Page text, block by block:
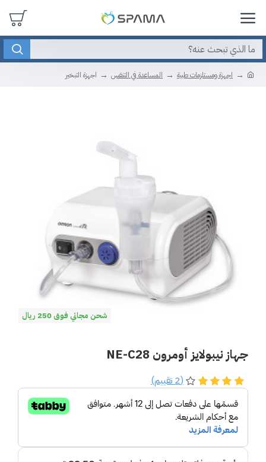
اجهزة ومستلزمات طبية المساعدة في التنفس اجهزة التبخير
شحن مجاني فوق 250 ريال
جهاز نيبولايز أومرون NE-C28
(2 تقييم)